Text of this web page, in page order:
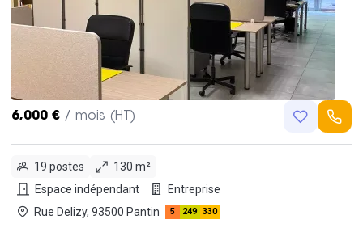
6,000 € / mois (HT)
19 postes
130 m²
Espace indépendant
Entreprise
Rue Delizy, 93500 Pantin
5 249 330